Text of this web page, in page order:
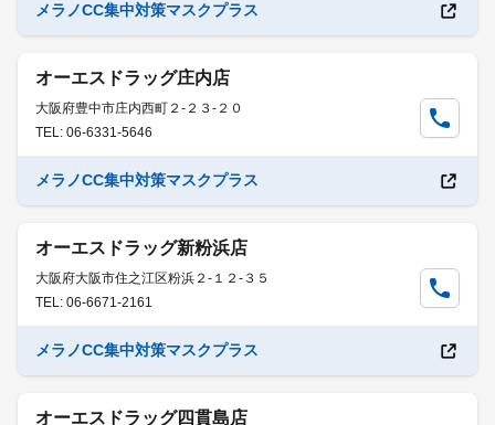
メラノCC集中対策マスクプラス
オーエスドラッグ庄内店
大阪府豊中市庄内西町２-２３-２０
TEL: 06-6331-5646
メラノCC集中対策マスクプラス
オーエスドラッグ新粉浜店
大阪府大阪市住之江区粉浜２-１２-３５
TEL: 06-6671-2161
メラノCC集中対策マスクプラス
オーエスドラッグ四貫島店